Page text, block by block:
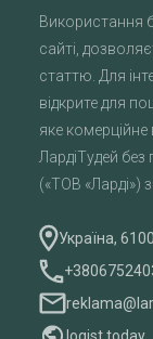
Використання
сайті,
статтю. Для
відкрите для
яке
ЛардіТудей без
(«ТОВ «Ларді»)
Україна,